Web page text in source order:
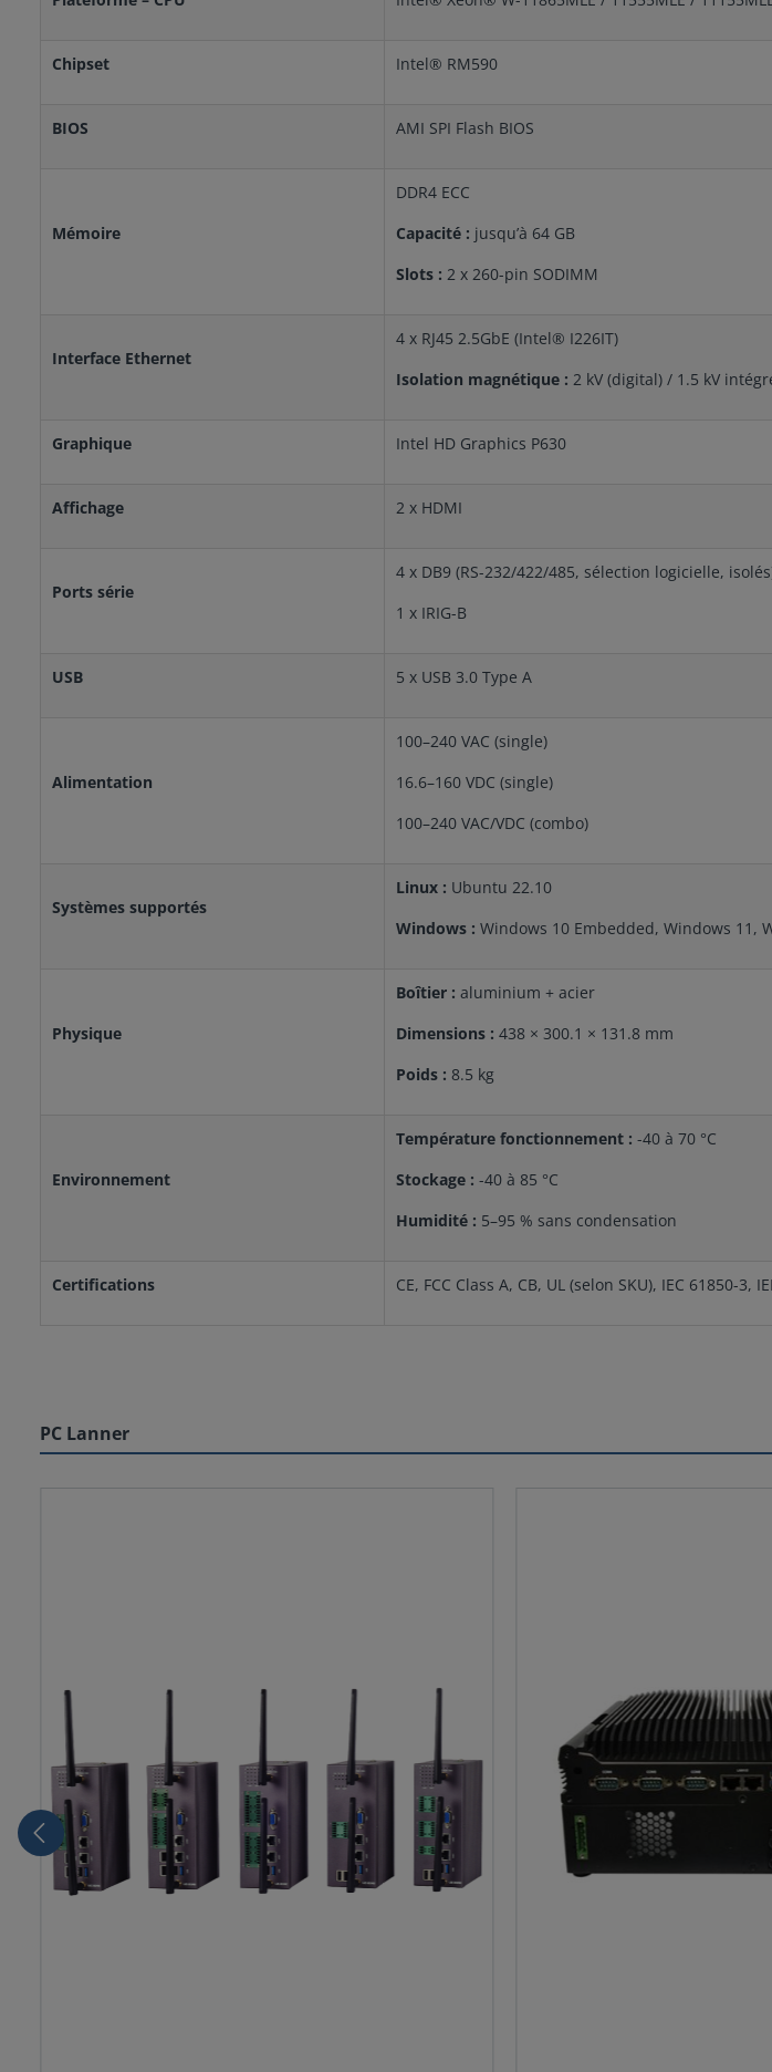
Chipset Intel® RM590
BIOS AMI SPI Flash BIOS
Mémoire
DDR4 ECC
Capacité : jusqu’à 64 GB
Slots : 2 x 260-pin SODIMM
Interface Ethernet
4 x RJ45 2.5GbE (Intel® I226IT)
Isolation magnétique : 2 kV (digital) / 1.5 kV
Graphique Intel HD Graphics P630
Affichage 2 x HDMI
Ports série
4 x DB9 (RS-232/422/485, sélection logicielle,
1 x IRIG-B
USB 5 x USB 3.0 Type A
Alimentation
100–240 VAC (single)
16.6–160 VDC (single)
100–240 VAC/VDC (combo)
Systèmes supportés
Linux : Ubuntu 22.10
Windows : Windows 10 Embedded, Windows 11,
Physique
Boîtier : aluminium + acier
Dimensions : 438 × 300.1 × 131.8 mm
Poids : 8.5 kg
Environnement
Température fonctionnement : -40 à 70 °C
Stockage : -40 à 85 °C
Humidité : 5–95 % sans condensation
Certifications CE, FCC Class A, CB, UL (selon SKU), IEC 61850-3,
PC Lanner